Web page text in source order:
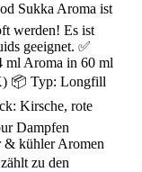
Sukka Aroma ist
werden! Es ist
geeignet. ✅
ml Aroma in 60 ml
📦 Typ: Longfill
Kirsche, rote
Dampfen
& kühler Aromen
zu den